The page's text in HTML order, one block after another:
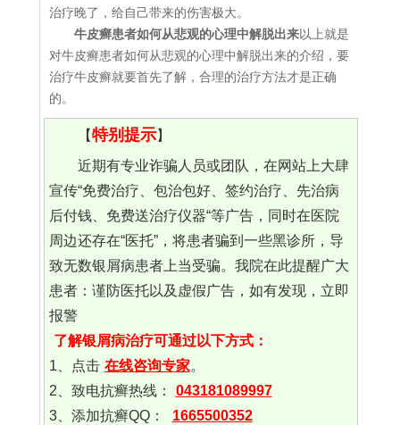
治疗晚了，给自己带来的伤害极大。
牛皮癣患者如何从悲观的心理中解脱出来以上就是
对牛皮癣患者如何从悲观的心理中解脱出来的介绍，要
治疗牛皮癣就要首先了解，合理的治疗方法才是正确
的。
【特别提示】
近期有专业诈骗人员或团队，在网站上大肆
宣传“免费治疗、包治包好、签约治疗、先治病
后付钱、免费送治疗仪器“等广告，同时在医院
周边还存在“医托”，将患者骗到一些黑诊所，导
致无数银屑病患者上当受骗。我院在此提醒广大
患者：谨防医托以及虚假广告，如有发现，立即
报警
了解银屑病治疗可通过以下方式：
1、点击 在线咨询专家。
2、致电抗癣热线：
043181089997
3、添加抗癣QQ：
1665500352